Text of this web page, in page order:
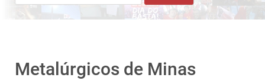
Metalúrgicos de Minas